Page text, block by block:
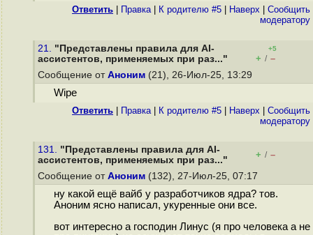
Ответить Правка| К родителю #5 Наверх
Cообщить
модератору
21. "Представлены правила для AI-
ассистентов, применяемых при раз..."
+5
+ / –
Сообщение от Аноним (21), 26-Июл-25, 13:29
Wipe
Ответить Правка| К родителю #5 Наверх
Cообщить
модератору
131. "Представлены правила для AI-
ассистентов, применяемых при раз..."
+ / –
Сообщение от Аноним (132), 27-Июл-25, 07:17
ну какой ещё вайб у разработчиков ядра? тов.
Аноним ясно написал, укуренные они все.
вот интересно а господин Линус (я про человека а не